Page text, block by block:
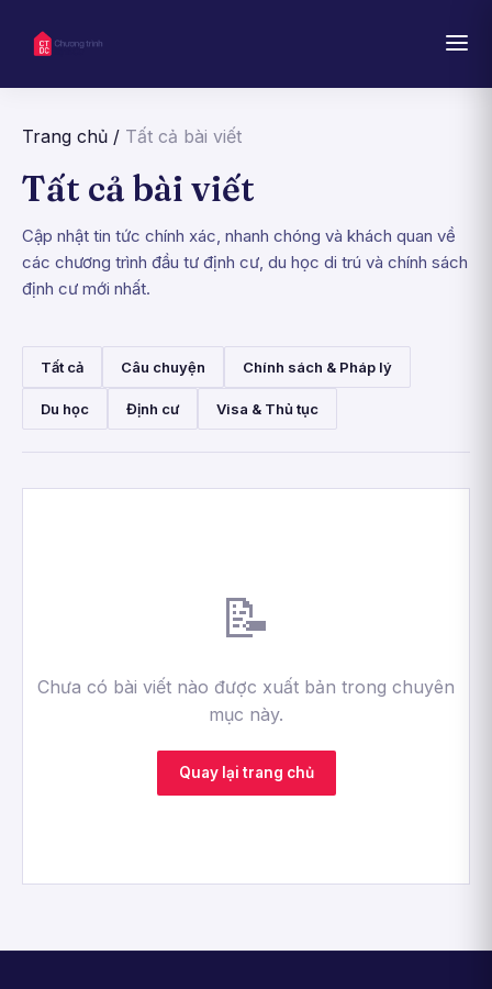
Trang chủ / Tất cả bài viết
Tất cả bài viết
Cập nhật tin tức chính xác, nhanh chóng và khách quan về
các chương trình đầu tư định cư, du học di trú và chính sách
định cư mới nhất.
Tất cả Câu chuyện Chính sách & Pháp lý
Du học Định cư Visa & Thủ tục
📝
Chưa có bài viết nào được xuất bản trong chuyên
mục này.
Quay lại trang chủ